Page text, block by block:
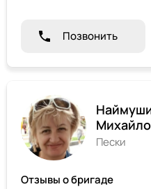
Позвонить
Пески
Отзывы о бригаде